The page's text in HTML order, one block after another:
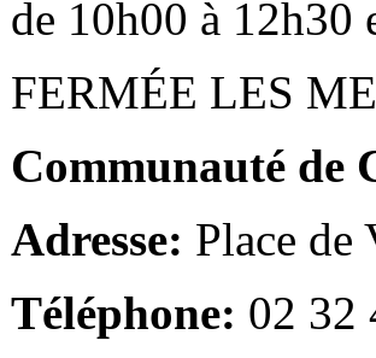
de 10h00 à 12h30
FERMÉE LES
Communauté de
Adresse: Place de
Téléphone: 02 32